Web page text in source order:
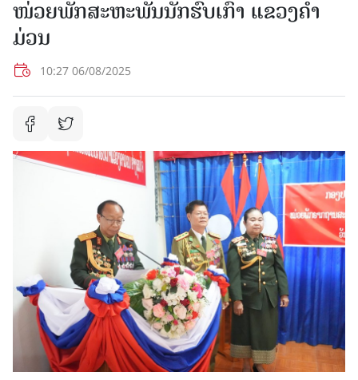
ໜ່ວຍພັກສະຫະພັນນັກຮົບເກົ່າ ແຂວງຄໍາ
ມ່ວນ
10:27 06/08/2025